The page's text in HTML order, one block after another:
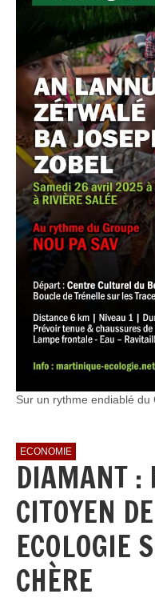
Sur un rythme endiablé du
ECONOMIE
DIAMANT :
CITOYEN
ECOLOGIE
CHÈRE